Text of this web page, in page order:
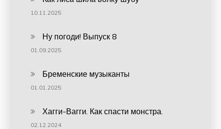
10.11.2025
Ну погоди! Выпуск 8
01.09.2025
Бременские музыканты
01.01.2025
Хагги-Вагги. Как спасти монстра.
02.12.2024